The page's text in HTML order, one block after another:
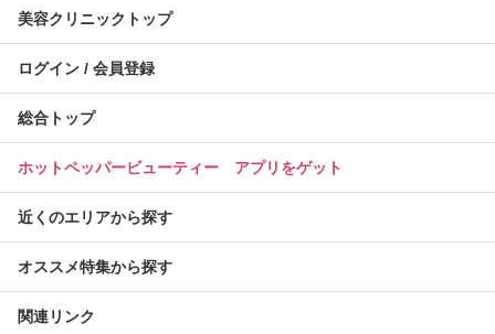
美容クリニックトップ
ログイン / 会員登録
総合トップ
ホットペッパービューティー アプリをゲット
近くのエリアから探す
オススメ特集から探す
関連リンク